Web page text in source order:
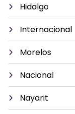
Hidalgo
Internacional
Morelos
Nacional
Nayarit